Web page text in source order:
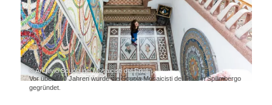
© Archivio Scuola dei Mosaicisti del Friuli
Vor über 100 Jahren wurde die Scuola Mosaicisti del Friuli in Spilimbergo
gegründet.